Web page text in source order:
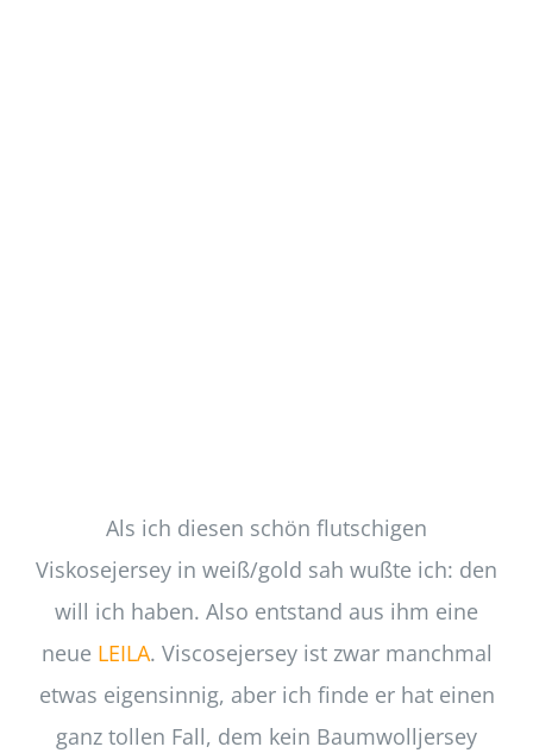
Als ich diesen schön flutschigen
Viskosejersey in weiß/gold sah wußte ich: den
will ich haben. Also entstand aus ihm eine
neue LEILA. Viscosejersey ist zwar manchmal
etwas eigensinnig, aber ich finde er hat einen
ganz tollen Fall, dem kein Baumwolljersey